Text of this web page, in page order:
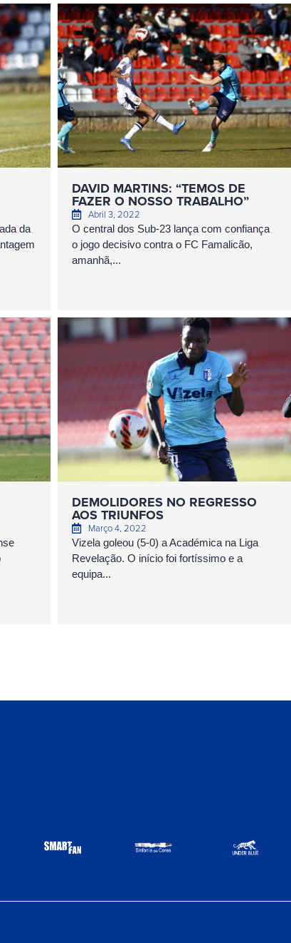
da
DAVID MARTINS: “TEMOS DE
FAZER O NOSSO TRABALHO”
Abril 3, 2022
O central dos Sub-23 lança com confiança
o jogo decisivo contra o FC Famalicão,
amanhã,...
DEMOLIDORES NO REGRESSO
AOS TRIUNFOS
Março 4, 2022
Vizela goleou (5-0) a Académica na Liga
Revelação. O início foi fortíssimo e a
equipa...